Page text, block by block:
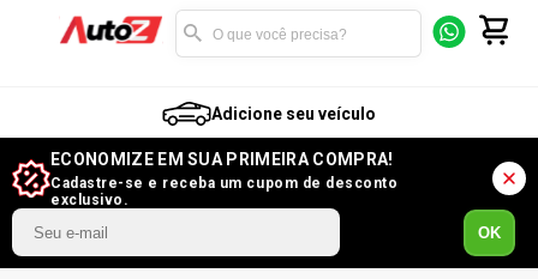
Adicione seu veículo
ECONOMIZE EM SUA PRIMEIRA COMPRA!
Cadastre-se e receba um cupom de desconto
exclusivo.
OK